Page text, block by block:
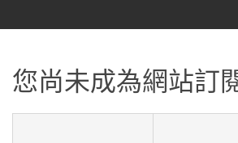
您尚未成為網站訂